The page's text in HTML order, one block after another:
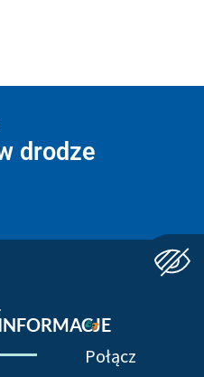
drodze
Połącz